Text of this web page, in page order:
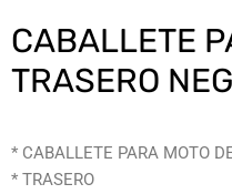
CABALLETE
TRASERO
* CABALLETE PARA MOTO
* TRASERO